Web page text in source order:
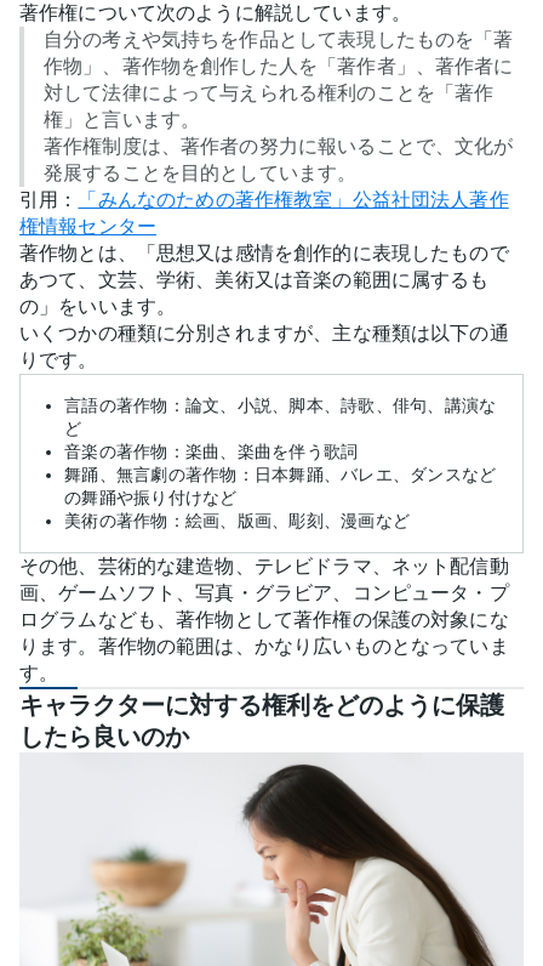
著作権について次のように解説しています。
自分の考えや気持ちを作品として表現したものを「著
作物」、著作物を創作した人を「著作者」、著作者に
対して法律によって与えられる権利のことを「著作
権」と言います。
著作権制度は、著作者の努力に報いることで、文化が
発展することを目的としています。
引用：
「みんなのための著作権教室」公益社団法人著作
権情報センター
著作物とは、「思想又は感情を創作的に表現したもので
あつて、文芸、学術、美術又は音楽の範囲に属するも
の」をいいます。
いくつかの種類に分別されますが、主な種類は以下の通
りです。
言語の著作物：論文、小説、脚本、詩歌、俳句、講演な
ど
音楽の著作物：楽曲、楽曲を伴う歌詞
舞踊、無言劇の著作物：日本舞踊、バレエ、ダンスなど
の舞踊や振り付けなど
美術の著作物：絵画、版画、彫刻、漫画など
その他、芸術的な建造物、テレビドラマ、ネット配信動
画、ゲームソフト、写真・グラビア、コンピュータ・プ
ログラムなども、著作物として著作権の保護の対象にな
ります。著作物の範囲は、かなり広いものとなっていま
す。
キャラクターに対する権利をどのように保護
したら良いのか